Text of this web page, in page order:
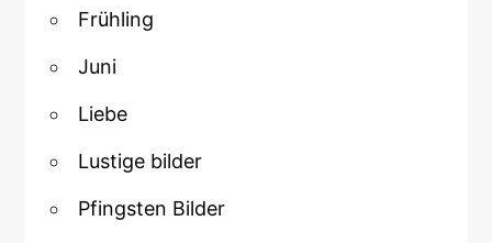
Frühling
Juni
Liebe
Lustige bilder
Pfingsten Bilder